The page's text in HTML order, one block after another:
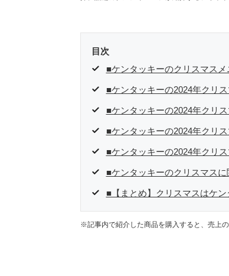
目次
■ケンタッキーのクリスマス
■ケンタッキーの2024年クリ
■ケンタッキーの2024年クリ
■ケンタッキーの2024年クリ
■ケンタッキーの2024年クリ
■ケンタッキーのクリスマス
■【まとめ】クリスマスはケ
※記事内で紹介した商品を購入すると、売上